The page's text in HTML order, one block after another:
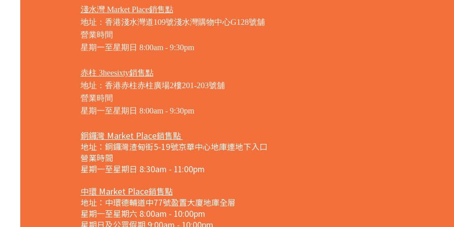
淺水灣 Market Place銷售點
地址：香港淺水灣道109號淺水灣購物中心G128號舖
營業時間
星期一至星期日 8:00am - 9:30pm
赤柱 3heesixty銷售點
地址：香港赤柱赤柱廣場2樓201-203號舖
營業時間
星期一至星期日 8:00am - 9:30pm
銅鑼灣 Market Place銷售點
地址：銅鑼灣渣甸街5-19號京華中心地庫連地下入口​
營業時間
星期一至星期日 8:30am - 11:00pm
中環 Market Place銷售點
地址：中環德輔道中77號盈置大廈地庫全層
星期一至星期六 8:00am - 10:00pm